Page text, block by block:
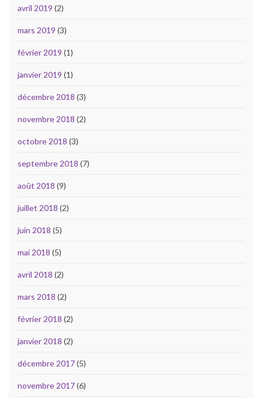
avril 2019 (2)
mars 2019 (3)
février 2019 (1)
janvier 2019 (1)
décembre 2018 (3)
novembre 2018 (2)
octobre 2018 (3)
septembre 2018 (7)
août 2018 (9)
juillet 2018 (2)
juin 2018 (5)
mai 2018 (5)
avril 2018 (2)
mars 2018 (2)
février 2018 (2)
janvier 2018 (2)
décembre 2017(5)
novembre 2017(6)